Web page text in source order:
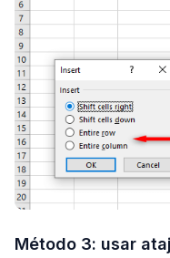
Método 3: usar